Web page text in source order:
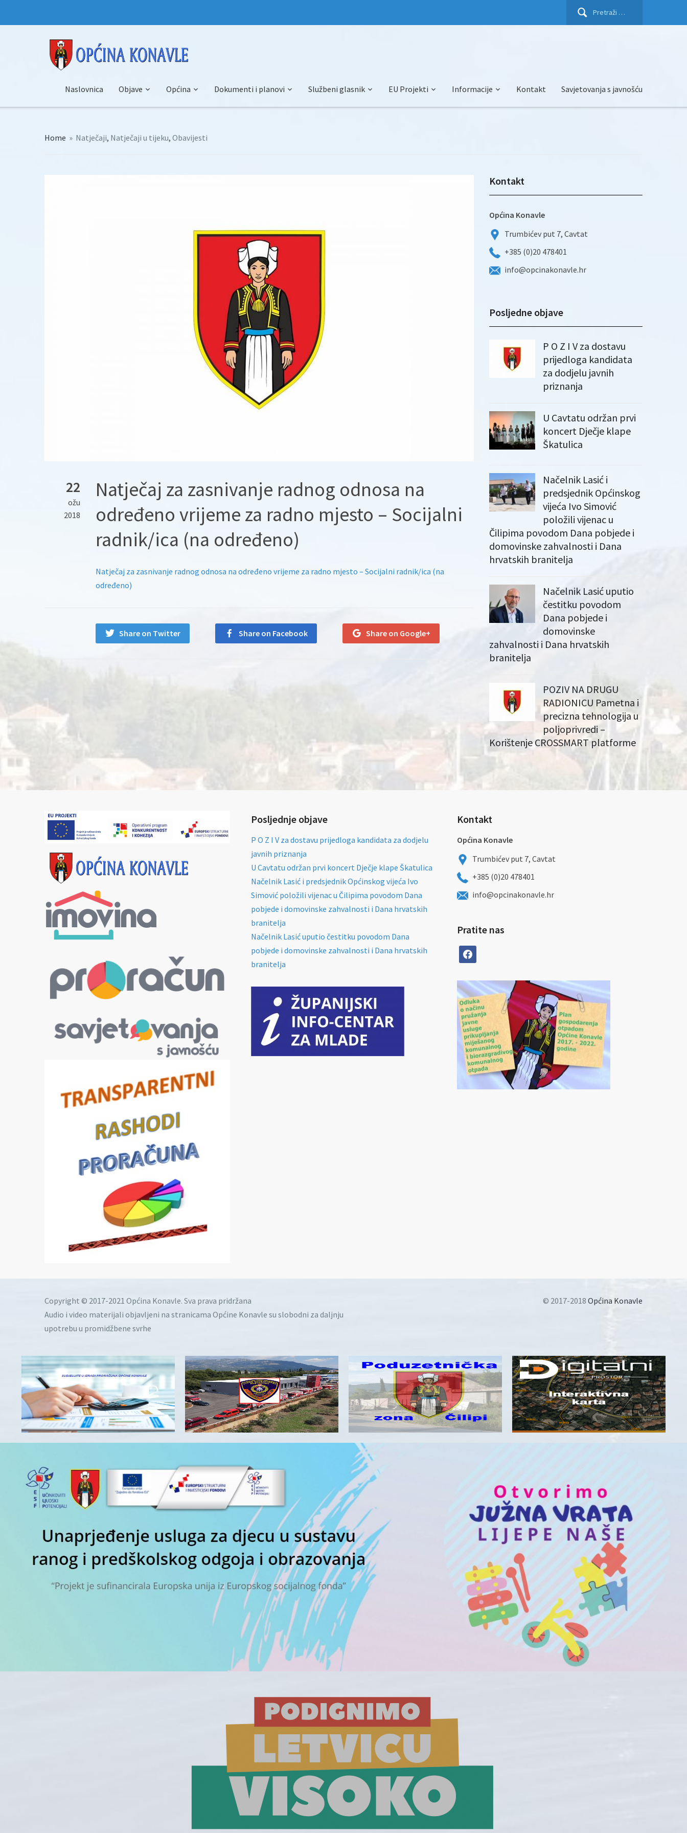
Pretraži:
Naslovnica Objave Općina Dokumenti i planovi Službeni glasnik EU Projekti Informacije Kontakt Savjetovanja s javnošću
Home » Natječaji, Natječaji u tijeku, Obavijesti
22
ožu
2018
Natječaj za zasnivanje radnog odnosa na
određeno vrijeme za radno mjesto – Socijalni
radnik/ica (na određeno)
Natječaj za zasnivanje radnog odnosa na određeno vrijeme za radno mjesto – Socijalni radnik/ica (na
određeno)
Share on Twitter Share on Facebook Share on Google+
Kontakt
Općina Konavle
Trumbićev put 7, Cavtat
+385 (0)20 478401
info@opcinakonavle.hr
Posljedne objave
P O Z I V za dostavu
prijedloga kandidata
za dodjelu javnih
priznanja
U Cavtatu održan prvi
koncert Dječje klape
Škatulica
Načelnik Lasić i
predsjednik Općinskog
vijeća Ivo Simović
položili vijenac u
Čilipima povodom Dana pobjede i
domovinske zahvalnosti i Dana
hrvatskih branitelja
Načelnik Lasić uputio
čestitku povodom
Dana pobjede i
domovinske
zahvalnosti i Dana hrvatskih
branitelja
POZIV NA DRUGU
RADIONICU Pametna i
precizna tehnologija u
poljoprivredi –
Korištenje CROSSMART platforme
Posljednje objave
P O Z I V za dostavu prijedloga kandidata za dodjelu
javnih priznanja
U Cavtatu održan prvi koncert Dječje klape Škatulica
Načelnik Lasić i predsjednik Općinskog vijeća Ivo
Simović položili vijenac u Čilipima povodom Dana
pobjede i domovinske zahvalnosti i Dana hrvatskih
branitelja
Načelnik Lasić uputio čestitku povodom Dana
pobjede i domovinske zahvalnosti i Dana hrvatskih
branitelja
Kontakt
Općina Konavle
Trumbićev put 7, Cavtat
+385 (0)20 478401
info@opcinakonavle.hr
Pratite nas
facebook
Copyright © 2017-2021 Općina Konavle. Sva prava pridržana
Audio i video materijali objavljeni na stranicama Općine Konavle su slobodni za daljnju
upotrebu u promidžbene svrhe
© 2017-2018 Općina Konavle